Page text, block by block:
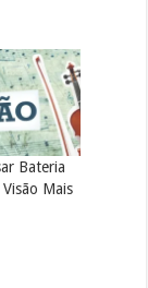
Bateria
Mais